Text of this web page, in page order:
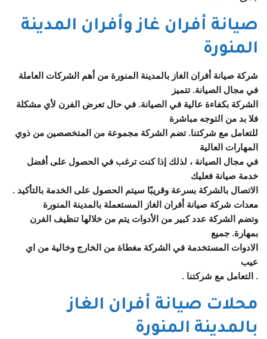
صيانة أفران غاز وأفران المدينة
المنورة
شركة صيانة أفران الغاز بالمدينة المنورة من أهم الشركات العاملة
في مجال الصيانة. تتميز
الشركة بكفاءة عالية في الصيانة. في حال تعرض الفرن لأي مشكلة
فلا بد من التوجه مباشرة
للتعامل مع شركتنا. تضم الشركة مجموعة من المتخصصين من ذوي
المهارات العالية
في مجال الصيانة ، لذلك إذا كنت ترغب في الحصول على أفضل
خدمة صيانة فعليك
الاتصال بالشركة بسرعة وقريبًا سيتم الحصول على الخدمة بالتأكيد .
معدات شركة صيانة أفران الغاز المستعملة بالمدينة المنورة
وتضم الشركة عدد كبير من الأدوات يتم من خلالها تنظيف الفرن
بمهارة. جميع
الادوات المستخدمة في الشركة مغطاة من الخارج وخالية من اي
عيب
. التعامل مع شركتنا .
محلات صيانة أفران الغاز
بالمدينة المنورة